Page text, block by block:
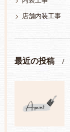
店舗内装工事
最近の投稿